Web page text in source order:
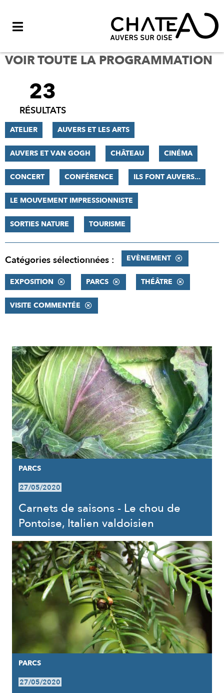
VOIR TOUTE LA PROGRAMMATION
FILTRER
RÉSULTATS
23
RÉSULTATS
ATELIER AUVERS ET LES ARTS
AUVERS ET VAN GOGH CHÂTEAU CINÉMA
CONCERT CONFÉRENCE ILS FONT AUVERS...
LE MOUVEMENT IMPRESSIONNISTE
SORTIES NATURE TOURISME
Catégories sélectionnées : EVÈNEMENT
EXPOSITION PARCS THÉÂTRE
VISITE COMMENTÉE
RÉSULTATS
PARCS
27/05/2020
Carnets de saisons - Le chou de
Pontoise, Italien valdoisien
PARCS
27/05/2020